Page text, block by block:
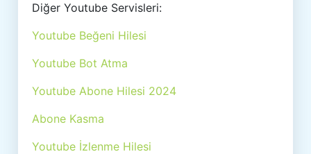
Diğer Youtube Servisleri:
Youtube Beğeni Hilesi
Youtube Bot Atma
Youtube Abone Hilesi 2024
Abone Kasma
Youtube İzlenme Hilesi